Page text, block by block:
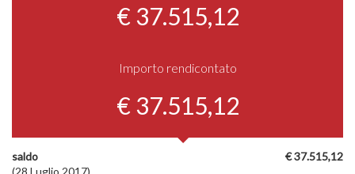
€ 37.515,12
Importo rendicontato
€ 37.515,12
€ 37.515,12
saldo
(28 Luglio 2017)